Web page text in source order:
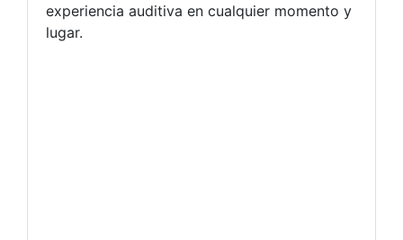
experiencia auditiva en cualquier momento y
lugar.